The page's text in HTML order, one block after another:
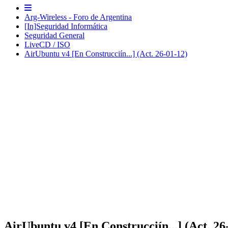
Arg-Wireless - Foro de Argentina
[In]Seguridad Informática
Seguridad General
LiveCD / ISO
AirUbuntu v4 [En Construcciín...] (Act. 26-01-12)